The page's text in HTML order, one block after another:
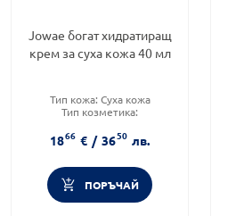
Jowae богат хидратиращ
крем за суха кожа 40 мл
Тип кожа: Суха кожа
Тип козметика:
Форма на продукта:крем
1866 € / 3650 лв.
ПОРЪЧАЙ